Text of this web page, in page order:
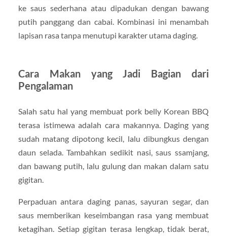
ke saus sederhana atau dipadukan dengan bawang
putih panggang dan cabai. Kombinasi ini menambah
lapisan rasa tanpa menutupi karakter utama daging.
Cara Makan yang Jadi Bagian dari
Pengalaman
Salah satu hal yang membuat pork belly Korean BBQ
terasa istimewa adalah cara makannya. Daging yang
sudah matang dipotong kecil, lalu dibungkus dengan
daun selada. Tambahkan sedikit nasi, saus ssamjang,
dan bawang putih, lalu gulung dan makan dalam satu
gigitan.
Perpaduan antara daging panas, sayuran segar, dan
saus memberikan keseimbangan rasa yang membuat
ketagihan. Setiap gigitan terasa lengkap, tidak berat,